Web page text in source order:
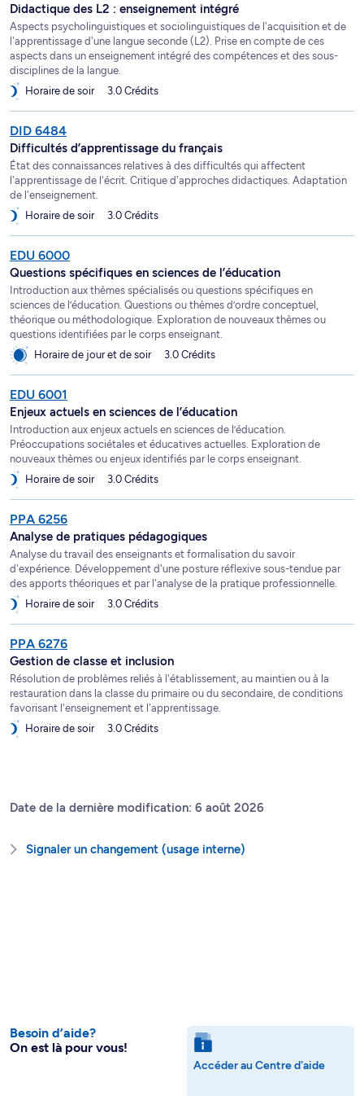
Didactique des L2 : enseignement intégré
Aspects psycholinguistiques et sociolinguistiques de l'acquisition et de
l'apprentissage d'une langue seconde (L2). Prise en compte de ces
aspects dans un enseignement intégré des compétences et des sous-
disciplines de la langue.
Horaire de soir
3.0 Crédits
DID 6484
Difficultés d’apprentissage du français
État des connaissances relatives à des difficultés qui affectent
l'apprentissage de l'écrit. Critique d'approches didactiques. Adaptation
de l'enseignement.
Horaire de soir
3.0 Crédits
EDU 6000
Questions spécifiques en sciences de l’éducation
Introduction aux thèmes spécialisés ou questions spécifiques en
sciences de l’éducation. Questions ou thèmes d’ordre conceptuel,
théorique ou méthodologique. Exploration de nouveaux thèmes ou
questions identifiées par le corps enseignant.
Horaire de jour et de soir
3.0 Crédits
EDU 6001
Enjeux actuels en sciences de l’éducation
Introduction aux enjeux actuels en sciences de l’éducation.
Préoccupations sociétales et éducatives actuelles. Exploration de
nouveaux thèmes ou enjeux identifiés par le corps enseignant.
Horaire de soir
3.0 Crédits
PPA 6256
Analyse de pratiques pédagogiques
Analyse du travail des enseignants et formalisation du savoir
d'expérience. Développement d'une posture réflexive sous-tendue par
des apports théoriques et par l'analyse de la pratique professionnelle.
Horaire de soir
3.0 Crédits
PPA 6276
Gestion de classe et inclusion
Résolution de problèmes reliés à l'établissement, au maintien ou à la
restauration dans la classe du primaire ou du secondaire, de conditions
favorisant l'enseignement et l'apprentissage.
Horaire de soir
3.0 Crédits
Date de la dernière modification: 6 août 2026
Signaler un changement (usage interne)
Besoin d’aide?
On est là pour vous!
Accéder au Centre d'aide